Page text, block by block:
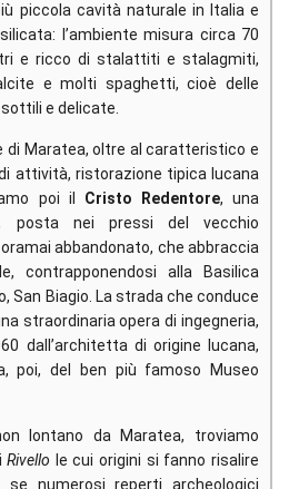
piccola cavità naturale in Italia e
l’ambiente misura circa 70
e ricco di stalattiti e stalagmiti,
e molti spaghetti, cioè delle
e delicate.
di Maratea, oltre al caratteristico e
attività, ristorazione tipica lucana
poi il Cristo Redentore, una
nei pressi del vecchio
abbandonato, che abbraccia
contrapponendosi alla Basilica
San Biagio. La strada che conduce
straordinaria opera di ingegneria,
dall’architetta di origine lucana,
poi, del ben più famoso Museo
lontano da Maratea, troviamo
Rivello le cui origini si fanno risalire
se numerosi reperti archeologici